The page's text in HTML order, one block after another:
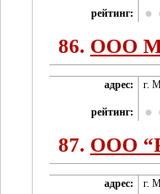
рейтинг:
86. ООО
адрес: г.
рейтинг:
87. ООО
адрес: г.